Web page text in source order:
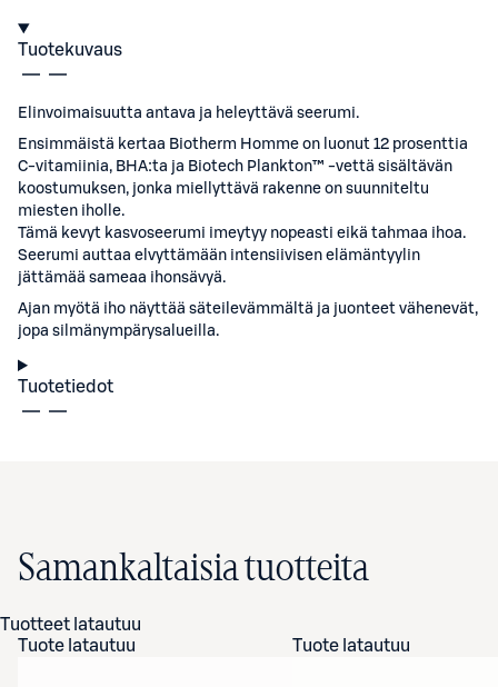
Tuotekuvaus
Elinvoimaisuutta antava ja heleyttävä seerumi.
Ensimmäistä kertaa Biotherm Homme on luonut 12 prosenttia
C-vitamiinia, BHA:ta ja Biotech Plankton™ -vettä sisältävän
koostumuksen, jonka miellyttävä rakenne on suunniteltu
miesten iholle.
Tämä kevyt kasvoseerumi imeytyy nopeasti eikä tahmaa ihoa.
Seerumi auttaa elvyttämään intensiivisen elämäntyylin
jättämää sameaa ihonsävyä.
Ajan myötä iho näyttää säteilevämmältä ja juonteet vähenevät,
jopa silmänympärysalueilla.
Tuotetiedot
Samankaltaisia tuotteita
Tuotteet latautuu
Tuote latautuu
Tuote latautuu